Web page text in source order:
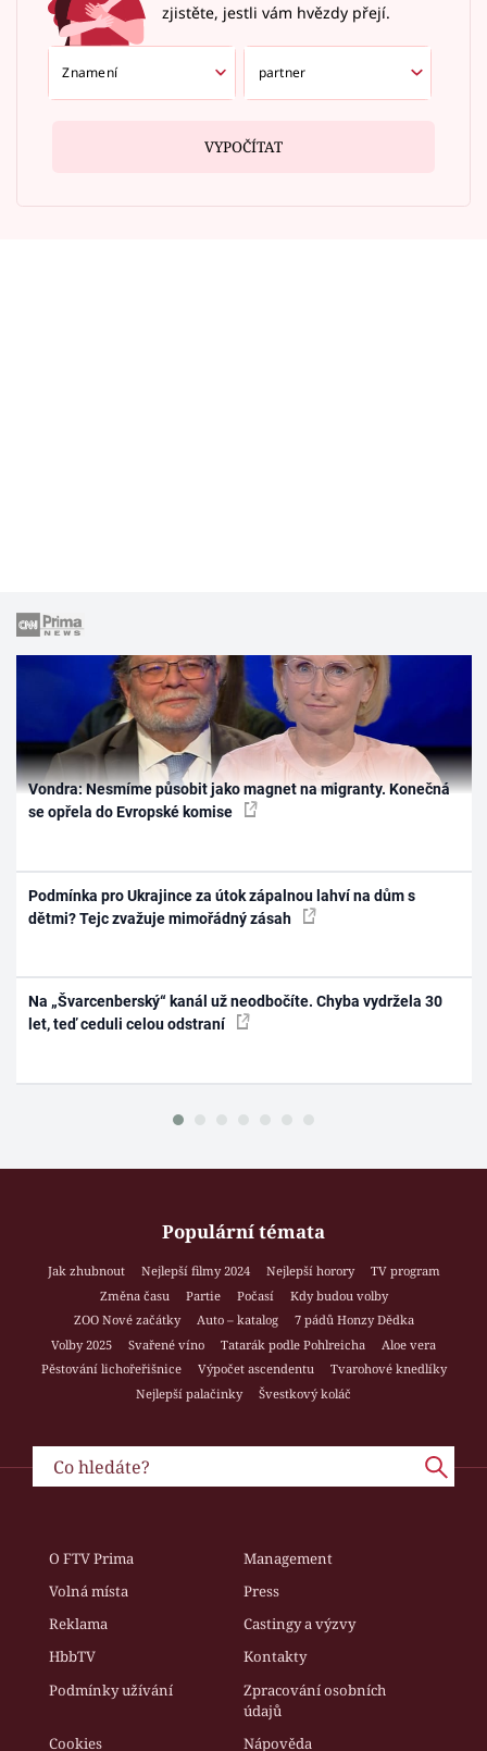
zjistěte, jestli vám hvězdy přejí.
VYPOČÍTAT
Vondra: Nesmíme působit jako magnet na migranty. Konečná
se opřela do Evropské komise
Podmínka pro Ukrajince za útok zápalnou lahví na dům s
dětmi? Tejc zvažuje mimořádný zásah
Na „Švarcenberský“ kanál už neodbočíte. Chyba vydržela 30
let, teď ceduli celou odstraní
Populární témata
Jak zhubnout Nejlepší filmy 2024 Nejlepší horory
TV program
Změna času
Partie Počasí
Kdy budou volby
ZOO Nové začátky
Auto – katalog
7 pádů Honzy Dědka
Volby 2025
Svařené víno Tatarák podle Pohlreicha
Aloe vera
Pěstování lichořeřišnice
Výpočet ascendentu
Tvarohové knedlíky
Nejlepší palačinky
Švestkový koláč
O FTV Prima
Management
Volná místa
Press
Reklama
Castingy a výzvy
HbbTV
Kontakty
Podmínky užívání
Zpracování osobních
údajů
Cookies
Nápověda